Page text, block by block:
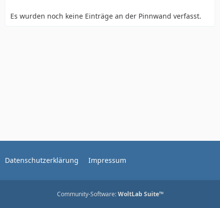
Es wurden noch keine Einträge an der Pinnwand verfasst.
Datenschutzerklärung Impressum
Community-Software:WoltLab Suite™